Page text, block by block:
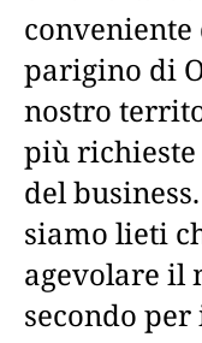
parigino di
nostro
più
del
siamo lieti
agevolare il
secondo